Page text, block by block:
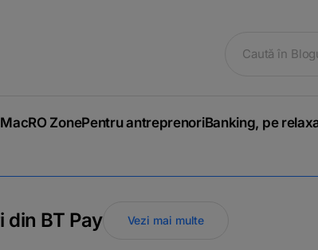
ZonePentru antreprenoriBanking, pe
din BT Pay Vezi mai multe